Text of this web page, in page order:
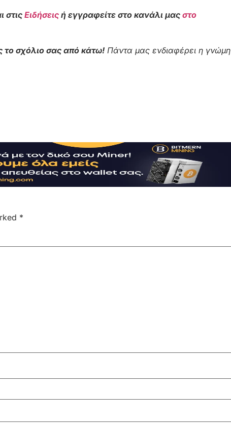
στιςΕιδήσεις ή εγγραφείτε στο κανάλι μας στο
το σχόλιο σας από κάτω! Πάντα μας ενδιαφέρει η γνώμη
*